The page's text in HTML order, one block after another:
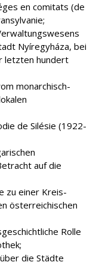
en comitats (de
Nyíregyháza, bei
letzten hundert
monarchisch-
de Silésie (1922-
auf die
zu einer Kreis-
österreichischen
Rolle
die Städte